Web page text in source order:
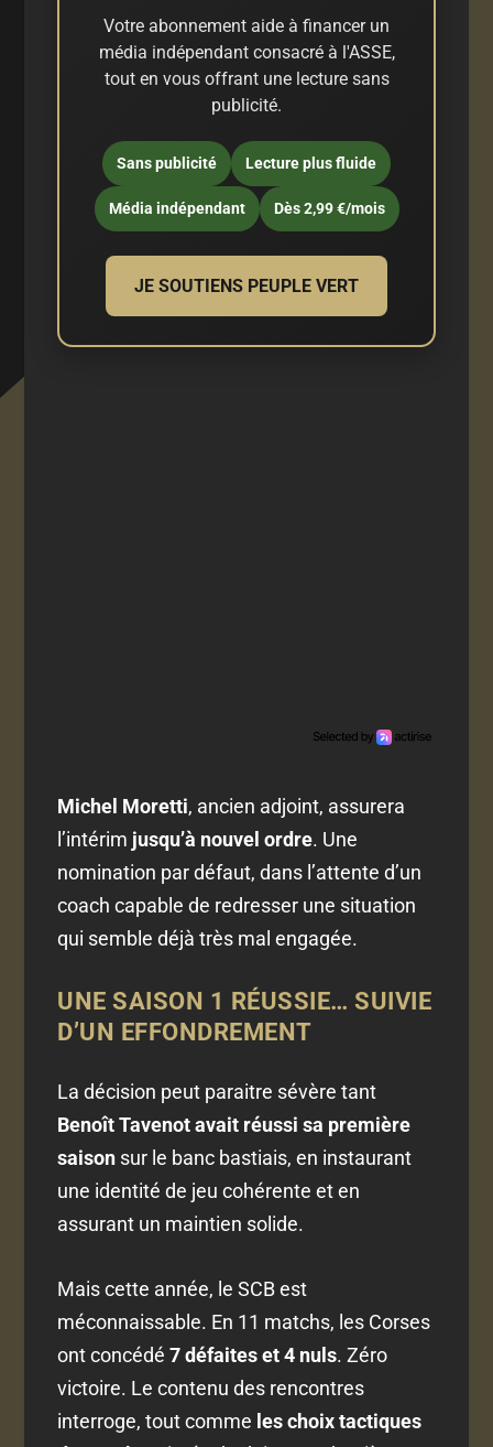
Votre abonnement aide à financer un
média indépendant consacré à l'ASSE,
tout en vous offrant une lecture sans
publicité.
Sans publicité Lecture plus fluide
Média indépendant Dès 2,99 €/mois
JE SOUTIENS PEUPLE VERT
Michel Moretti, ancien adjoint, assurera
l’intérim jusqu’à nouvel ordre. Une
nomination par défaut, dans l’attente d’un
coach capable de redresser une situation
qui semble déjà très mal engagée.
UNE SAISON 1 RÉUSSIE… SUIVIE
D’UN EFFONDREMENT
La décision peut paraitre sévère tant
Benoît Tavenot avait réussi sa première
saison sur le banc bastiais, en instaurant
une identité de jeu cohérente et en
assurant un maintien solide.
Mais cette année, le SCB est
méconnaissable. En 11 matchs, les Corses
ont concédé7 défaites et 4 nuls. Zéro
victoire. Le contenu des rencontres
interroge, tout comme les choix tactiques